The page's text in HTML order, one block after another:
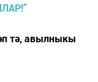
тә, авылныкы